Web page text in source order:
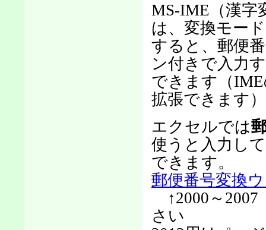
MS-IME（漢字
は、変換モー
すると、郵便
ン付きで入力
できます（
拡張できます
エクセルでは
使うと入力し
できます。
郵便番号変換
↑2000～
さい